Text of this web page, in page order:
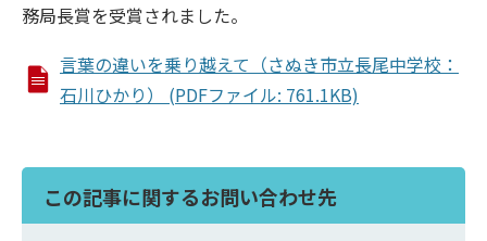
務局長賞を受賞されました。
言葉の違いを乗り越えて（さぬき市立長尾中学校：
石川ひかり） (PDFファイル: 761.1KB)
この記事に関するお問い合わせ先